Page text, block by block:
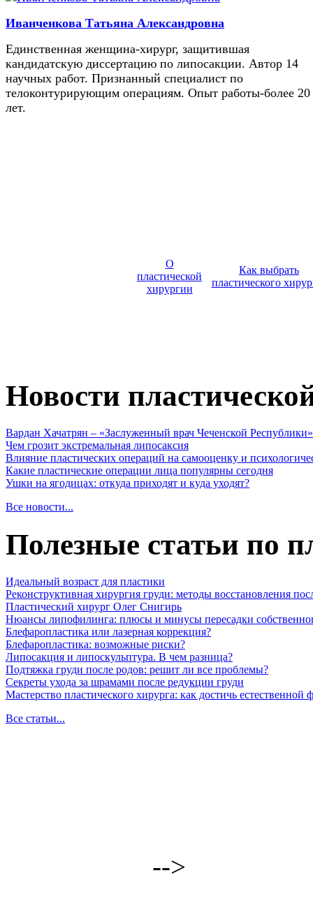
Иванченкова Татьяна Александровна
Единственная женщина-хирург, защитившая
кандидатскую диссертацию по липосакции. Автор 14
научных работ. Признанный специалист по
телоконтурирующим операциям. Опыт работы-более 20
лет.
О
пластической
хирургии
Как выбрать
пластического
Новости
Вардан Хачатрян – «Заслуженный врач Чеченской Республики»
Чем грозит экстремальная липосаксия
Влияние пластических операций на самооценку и
Какие пластические операции лица популярны сегодня
Ушки на ягодицах: откуда приходят и куда уходят?
Все новости...
Полезные статьи по
Идеальный возраст для пластики
Реконструктивная хирургия груди: методы восстановления
Пластический хирург Олег Снигирь
Нюансы липофилинга: плюсы и минусы пересадки
Блефаропластика или лазерная коррекция?
Блефаропластика: возможные риски?
Липосакция и липоскульптура. В чем разница?
Подтяжка груди после родов: решит ли все проблемы?
Секреты ухода за шрамами после редукции груди
Мастерство пластического хирурга: как достичь
Все статьи...
-->